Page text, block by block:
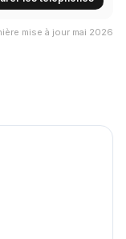
mise à jour mai 2026